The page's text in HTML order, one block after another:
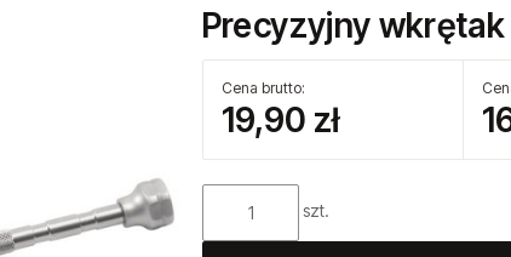
Precyzyjny wkrętak
Cena brutto:
19,90 zł
szt.